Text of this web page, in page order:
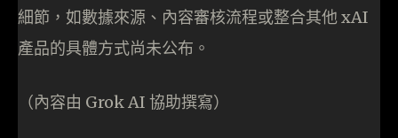
細節，如數據來源、內容審核流程或整合其他 xAI
產品的具體方式尚未公布。
（內容由 Grok AI 協助撰寫）